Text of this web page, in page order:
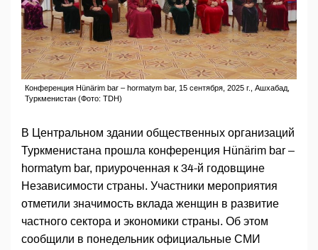
Конференция Hünärim bar – hormatym bar, 15 сентября, 2025 г., Ашхабад,
Туркменистан (Фото: TDH)
В Центральном здании общественных организаций
Туркменистана прошла конференция Hünärim bar –
hormatym bar, приуроченная к 34-й годовщине
Независимости страны. Участники мероприятия
отметили значимость вклада женщин в развитие
частного сектора и экономики страны. Об этом
сообщили в понедельник официальные СМИ